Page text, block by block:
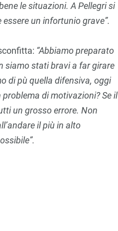
le situazioni. A Pellegri si
un infortunio grave”.
“Abbiamo preparato
siamo stati bravi a far girare
di pù quella difensiva, oggi
di motivazioni? Se il
un grosso errore. Non
il più in alto